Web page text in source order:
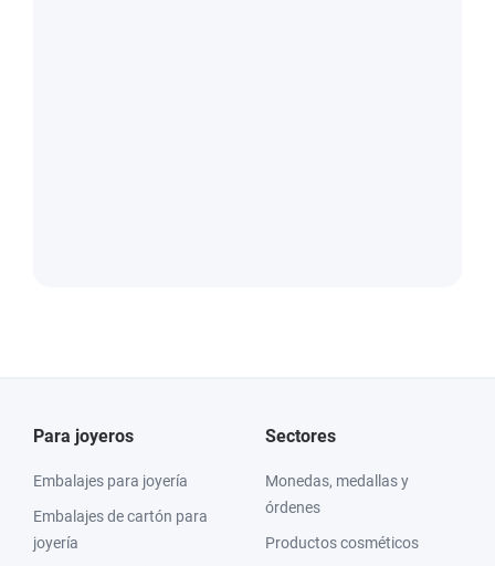
Para joyeros
Embalajes para joyería
Embalajes de cartón para
joyería
Sectores
Monedas, medallas y
órdenes
Productos cosméticos